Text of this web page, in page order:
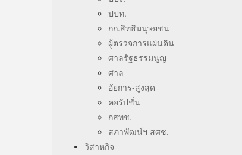
ปปท.
กก.สิทธิมนุษยชน
ผู้ตรวจการแผ่นดิน
ศาลรัฐธรรมนูญ
ศาล
อัยการ-สูงสุด
คอรัปชั่น
กสทช.
สภาพัฒน์ฯ สศช.
วิสาหกิจ